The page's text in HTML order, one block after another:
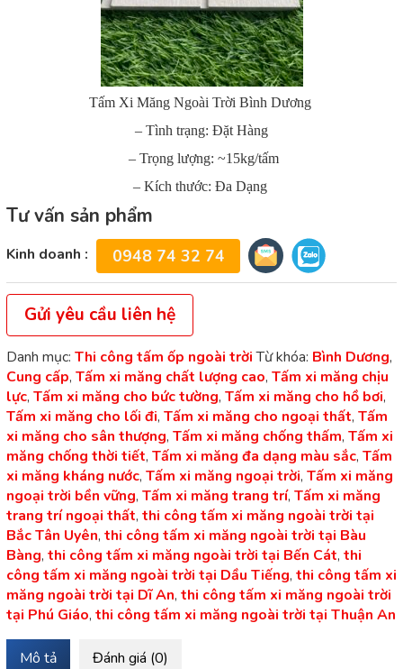
Tấm Xi Măng Ngoài Trời Bình Dương
– Tình trạng: Đặt Hàng
– Trọng lượng: ~15kg/tấm
– Kích thước: Đa Dạng
Tư vấn sản phẩm
Kinh doanh : 0948 74 32 74
Gửi yêu cầu liên hệ
Danh mục: Thi công tấm ốp ngoài trời Từ khóa: Bình Dương,
Cung cấp, Tấm xi măng chất lượng cao, Tấm xi măng chịu
lực, Tấm xi măng cho bức tường, Tấm xi măng cho hồ bơi,
Tấm xi măng cho lối đi, Tấm xi măng cho ngoại thất, Tấm
xi măng cho sân thượng, Tấm xi măng chống thấm, Tấm xi
măng chống thời tiết, Tấm xi măng đa dạng màu sắc, Tấm
xi măng kháng nước, Tấm xi măng ngoại trời, Tấm xi măng
ngoại trời bền vững, Tấm xi măng trang trí, Tấm xi măng
trang trí ngoại thất, thi công tấm xi măng ngoài trời tại
Bắc Tân Uyên, thi công tấm xi măng ngoài trời tại Bàu
Bàng, thi công tấm xi măng ngoài trời tại Bến Cát, thi
công tấm xi măng ngoài trời tại Dầu Tiếng, thi công tấm xi
măng ngoài trời tại Dĩ An, thi công tấm xi măng ngoài trời
tại Phú Giáo, thi công tấm xi măng ngoài trời tại Thuận An
Mô tả Đánh giá (0)